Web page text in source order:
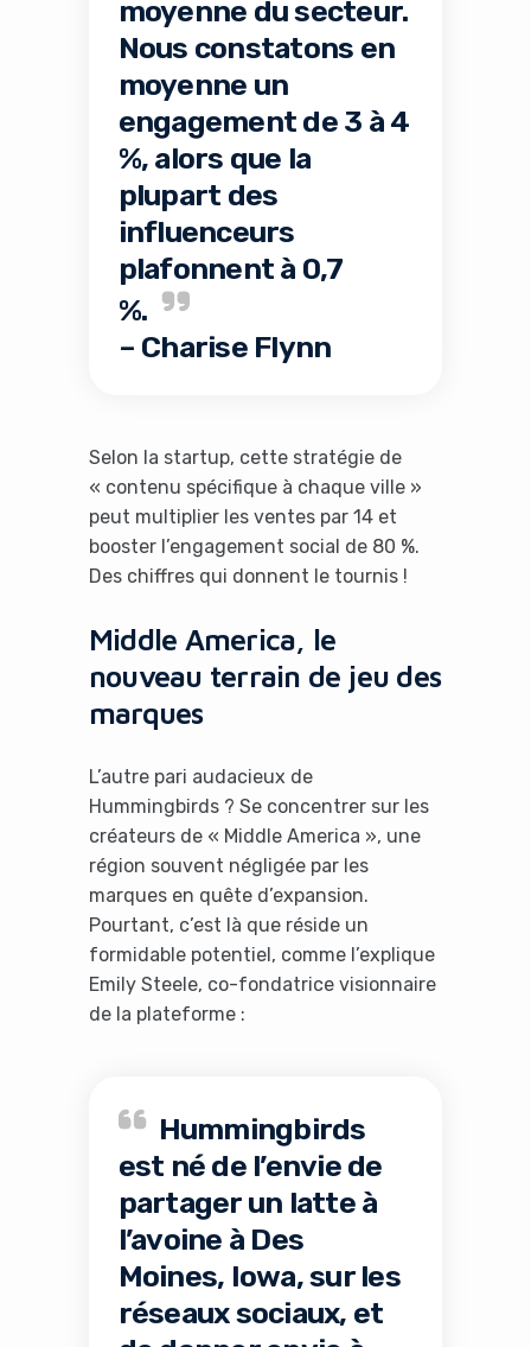
moyenne du secteur.
Nous constatons en
moyenne un
engagement de 3 à 4
%, alors que la
plupart des
influenceurs
plafonnent à 0,7
%.
– Charise Flynn
Selon la startup, cette stratégie de
« contenu spécifique à chaque ville »
peut multiplier les ventes par 14 et
booster l’engagement social de 80 %.
Des chiffres qui donnent le tournis !
Middle America, le
nouveau terrain de jeu des
marques
L’autre pari audacieux de
Hummingbirds ? Se concentrer sur les
créateurs de « Middle America », une
région souvent négligée par les
marques en quête d’expansion.
Pourtant, c’est là que réside un
formidable potentiel, comme l’explique
Emily Steele, co-fondatrice visionnaire
de la plateforme :
Hummingbirds
est né de l’envie de
partager un latte à
l’avoine à Des
Moines, Iowa, sur les
réseaux sociaux, et